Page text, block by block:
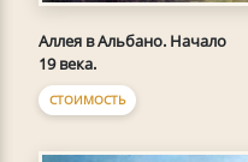
Аллея в Альбано. Начало
19 века.
СТОИМОСТЬ